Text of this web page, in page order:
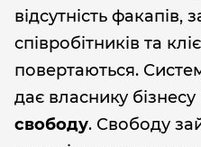
відсутність факапів,
співробітників та
повертаються.
дає власнику
свободу. Свободу